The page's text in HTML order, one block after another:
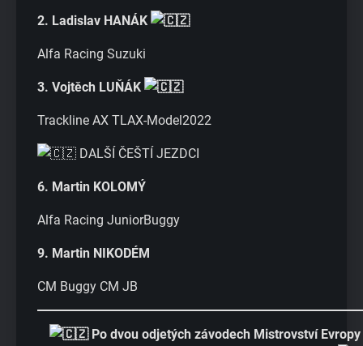
2. Ladislav HANÁK
Alfa Racing Suzuki
3. Vojtěch LUŇÁK
Trackline AX TLAX-Model2022
DALŠÍ ČEŠTÍ JEZDCI
6. Martin KOLOMÝ
Alfa Racing JuniorBuggy
9. Martin NIKODÉM
CM Buggy CM JB
Po dvou odjetých závodech Mistrovství Evropy